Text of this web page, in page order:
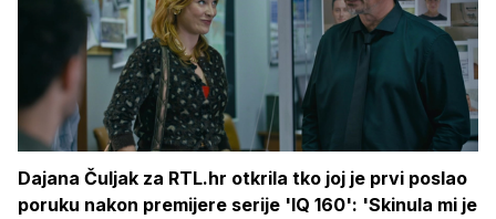
Dajana Čuljak za RTL.hr otkrila tko joj je prvi poslao
poruku nakon premijere serije 'IQ 160': 'Skinula mi je